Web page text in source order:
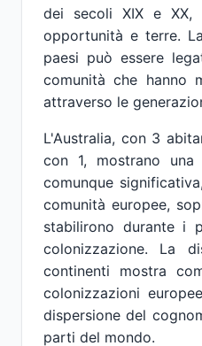
dei secoli XIX e XX,
opportunità e terre.
paesi può essere
comunità che hanno
attraverso le
L'Australia, con 3
con 1, mostrano una
comunque
comunità europee,
stabilirono durante i
colonizzazione. La
continenti mostra
colonizzazioni
dispersione del
parti del mondo.